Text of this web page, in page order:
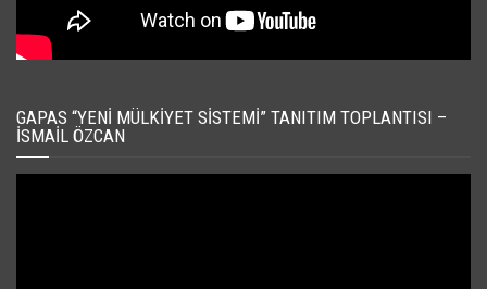
GAPAS “YENI MÜLKIYET SISTEMI” TANITIM TOPLANTISI –
İSMAIL ÖZCAN